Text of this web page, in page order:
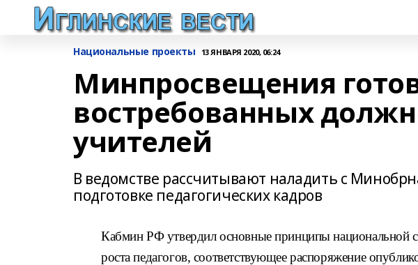
Национальные проекты 13 ЯНВАРЯ 2020, 06:24
Минпросвещения
востребованных
учителей
В ведомстве рассчитывают наладить с
подготовке педагогических кадров
Кабмин РФ утвердил основные принципы национальной
роста педагогов, соответствующее распоряжение